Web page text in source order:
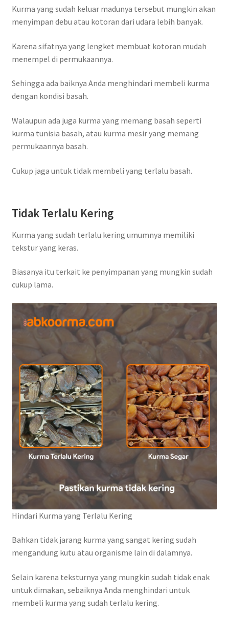
Kurma yang sudah keluar madunya tersebut mungkin akan
menyimpan debu atau kotoran dari udara lebih banyak.
Karena sifatnya yang lengket membuat kotoran mudah
menempel di permukaannya.
Sehingga ada baiknya Anda menghindari membeli kurma
dengan kondisi basah.
Walaupun ada juga kurma yang memang basah seperti
kurma tunisia basah, atau kurma mesir yang memang
permukaannya basah.
Cukup jaga untuk tidak membeli yang terlalu basah.
Tidak Terlalu Kering
Kurma yang sudah terlalu kering umumnya memiliki
tekstur yang keras.
Biasanya itu terkait ke penyimpanan yang mungkin sudah
cukup lama.
Hindari Kurma yang Terlalu Kering
Bahkan tidak jarang kurma yang sangat kering sudah
mengandung kutu atau organisme lain di dalamnya.
Selain karena teksturnya yang mungkin sudah tidak enak
untuk dimakan, sebaiknya Anda menghindari untuk
membeli kurma yang sudah terlalu kering.